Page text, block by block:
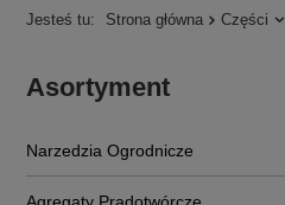
Jesteś tu: Strona główna Części
Asortyment
Narzedzia Ogrodnicze